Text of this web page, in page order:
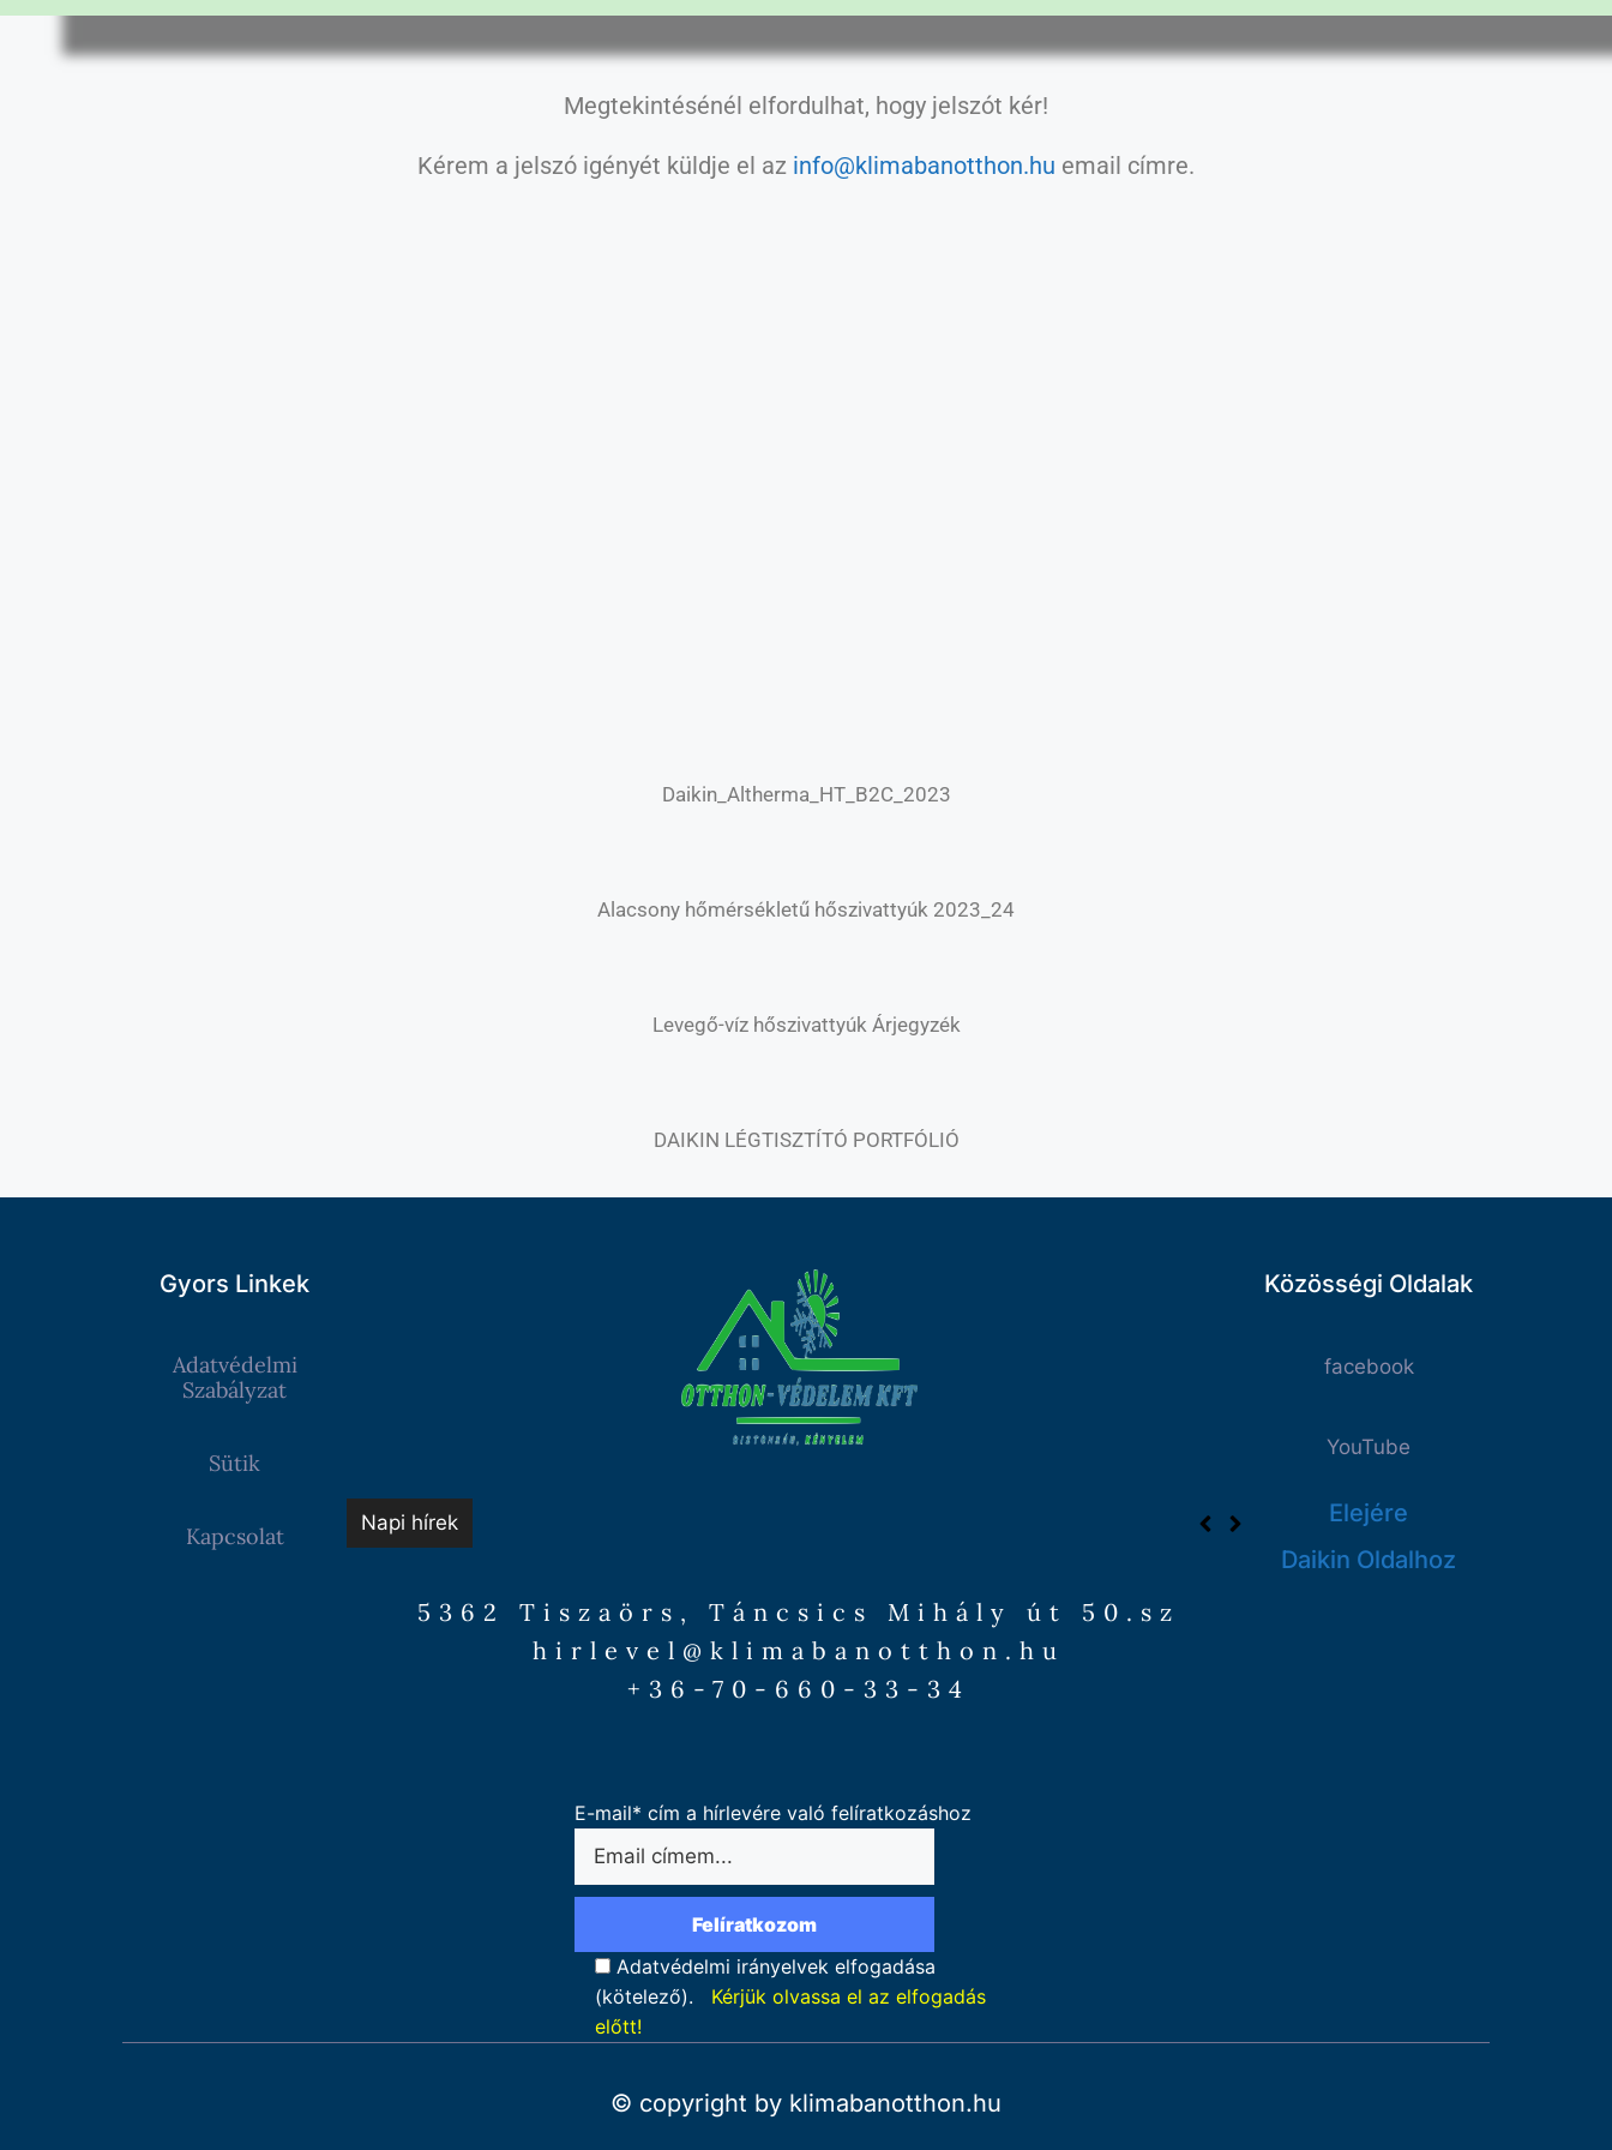
Megtekintésénél elfordulhat, hogy jelszót kér!
Kérem a jelszó igényét küldje el az info@klimabanotthon.hu email címre.
Daikin_Altherma_HT_B2C_2023
Alacsony hőmérsékletű hőszivattyúk 2023_24
Levegő-víz hőszivattyúk Árjegyzék
DAIKIN LÉGTISZTÍTÓ PORTFÓLIÓ
Gyors Linkek
Adatvédelmi
Szabályzat
Sütik
Kapcsolat Napi hírek
5362 Tiszaörs, Táncsics Mihály út 50.sz
hirlevel@klimabanotthon.hu
+36-70-660-33-34
E-mail* cím a hírlevére való felíratkozáshoz
Adatvédelmi irányelvek elfogadása
(kötelező).
Kérjük olvassa el az elfogadás
előtt!
Közösségi Oldalak
facebook
YouTube
Elejére
Daikin Oldalhoz
© copyright by klimabanotthon.hu